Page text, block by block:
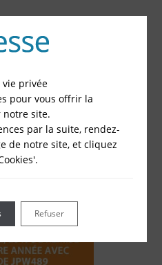
vie privée
pour vous offrir la
notre site.
par la suite, rendez-
de notre site, et cliquez
Refuser